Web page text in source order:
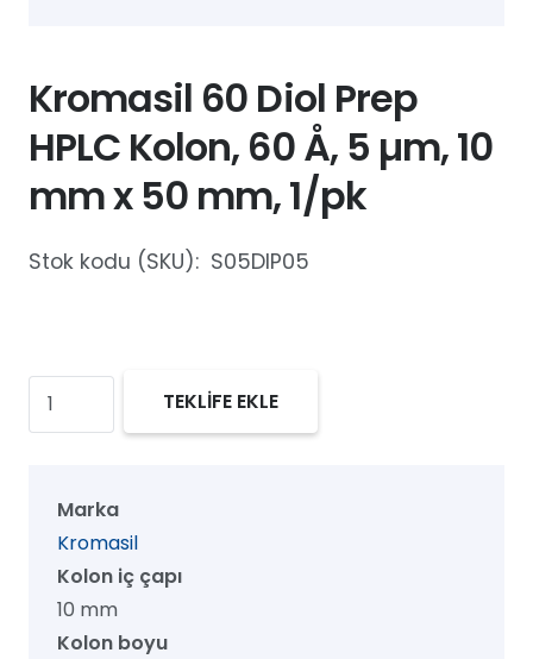
Kromasil 60 Diol Prep
HPLC Kolon, 60 Å, 5 µm, 10
mm x 50 mm, 1/pk
Stok kodu (SKU): S05DIP05
Kromasil
60
HPLC
Kolon,
TEKLİFE EKLE
Marka
Kromasil
Kolon iç çapı
10 mm
Kolon boyu